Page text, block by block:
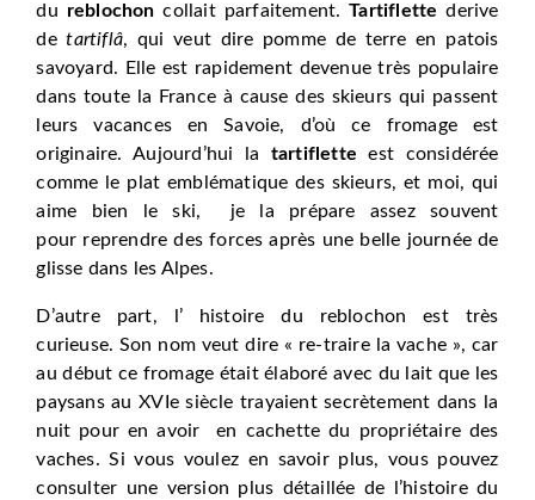
du reblochon collait parfaitement. Tartiflette derive
detartiflâ, qui veut dire pomme de terre en patois
savoyard. Elle est rapidement devenue très populaire
dans toute la France à cause des skieurs qui passent
leurs vacances en Savoie, d’où ce fromage est
originaire. Aujourd’hui la tartiflette est considérée
comme le plat emblématique des skieurs, et moi, qui
aime bien le ski, je la prépare assez souvent
pour reprendre des forces après une belle journée de
glisse dans les Alpes.
D’autre part, l’ histoire du reblochon est très
curieuse. Son nom veut dire « re-traire la vache », car
au début ce fromage était élaboré avec du lait que les
paysans au XVIe siècle trayaient secrètement dans la
nuit pour en avoir en cachette du propriétaire des
vaches. Si vous voulez en savoir plus, vous pouvez
consulter une version plus détaillée de l’histoire du